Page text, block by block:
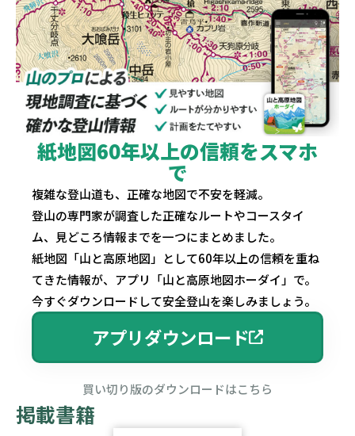
紙地図60年以上の信頼をスマホ
で
複雑な登山道も、正確な地図で不安を軽減。
登山の専門家が調査した正確なルートやコースタイ
ム、見どころ情報までを一つにまとめました。
紙地図「山と高原地図」として60年以上の信頼を重ね
てきた情報が、アプリ「山と高原地図ホーダイ」で。
今すぐダウンロードして安全登山を楽しみましょう。
アプリダウンロード
買い切り版のダウンロードはこちら
掲載書籍